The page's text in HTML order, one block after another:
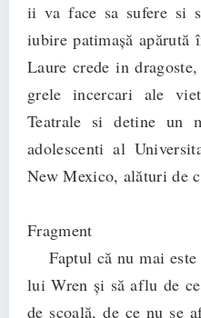
ii va face sa sufere si
iubire patimașă apărută
Laure crede in
grele incercari ale
Teatrale si detine un
adolescenti al
New Mexico, alături de
Fragment
Faptul că nu mai este
lui Wren şi să aflu de
de şcoală, de ce nu se